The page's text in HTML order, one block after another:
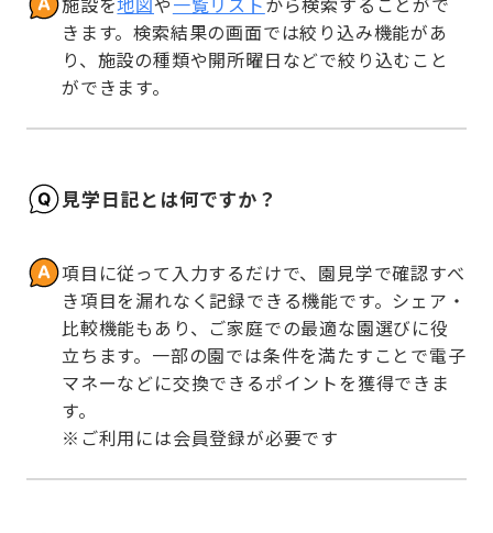
きます。検索結果の画面では絞り込み機能があ
り、施設の種類や開所曜日などで絞り込むこと
ができます。
見学日記とは何ですか？
項目に従って入力するだけで、園見学で確認すべ
き項目を漏れなく記録できる機能です。シェア・
比較機能もあり、ご家庭での最適な園選びに役
立ちます。一部の園では条件を満たすことで電子
マネーなどに交換できるポイントを獲得できま
す。
※ご利用には会員登録が必要です